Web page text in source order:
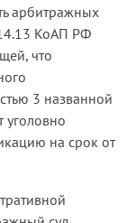
арбитражных
КоАП РФ
что
3 названной
уголовно
на срок от